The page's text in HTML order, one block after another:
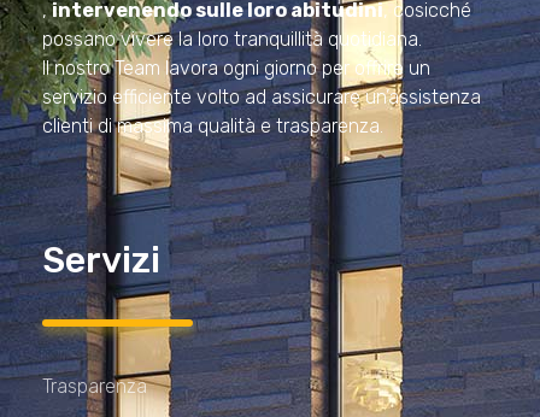
,intervenendo sulle loro abitudini, cosicché
possano vivere la loro tranquillità quotidiana.
Il nostro Team lavora ogni giorno per offrire un
servizio efficiente volto ad assicurare un’assistenza
clienti di massima qualità e trasparenza.
Servizi
Trasparenza